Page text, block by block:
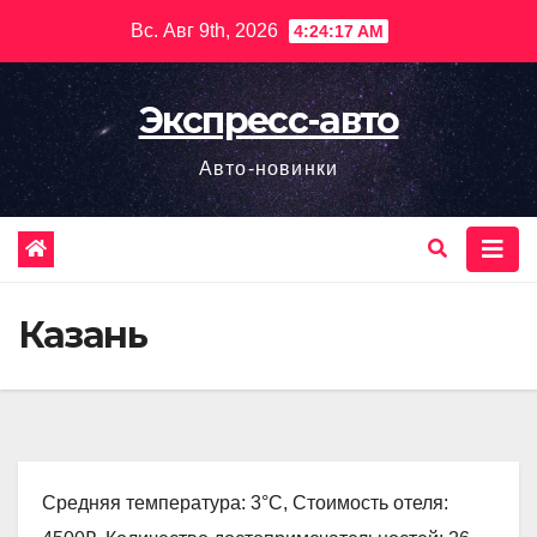
содержимому
Вс. Авг 9th, 2026 4:24:18 AM
Экспресс-авто
Авто-новинки
Казань
Средняя температура: 3°C, Стоимость отеля: